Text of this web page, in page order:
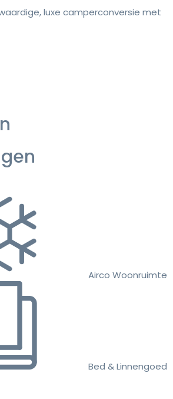
luxe camperconversie met
Airco Woonruimte
Bed & Linnengoed